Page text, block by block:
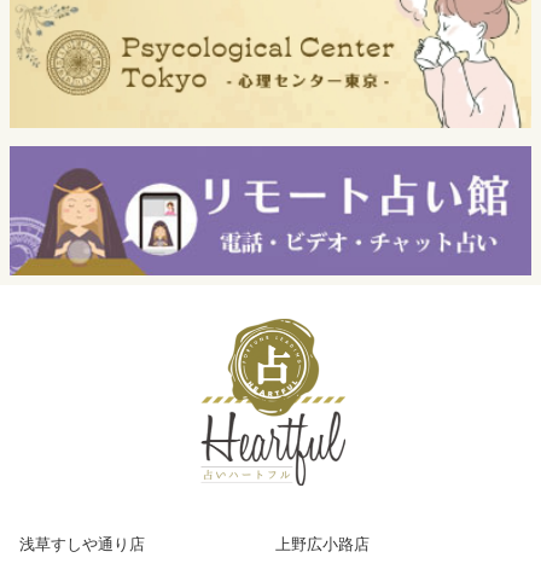
浅草すしや通り店
上野広小路店